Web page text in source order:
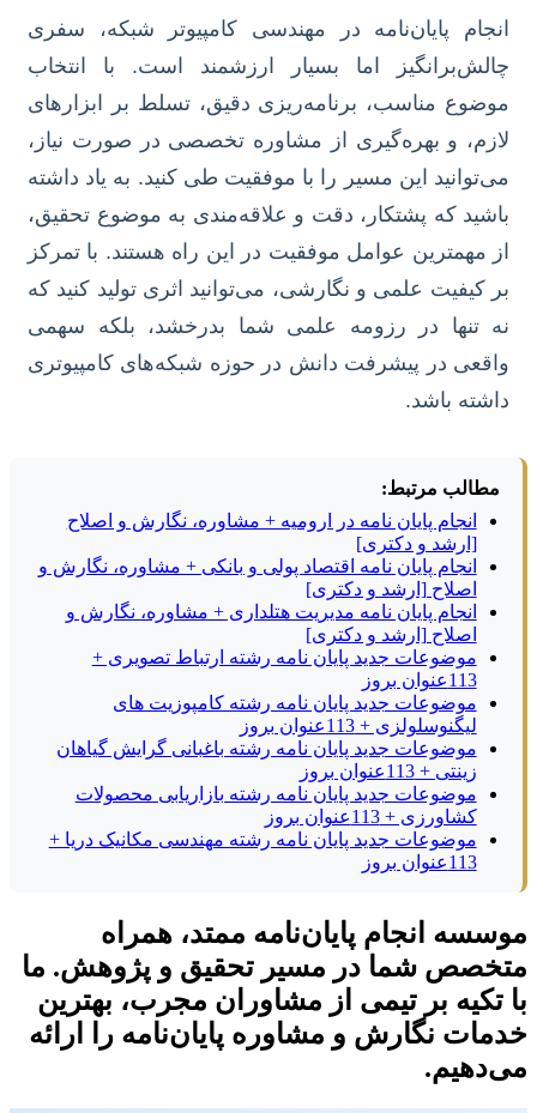
انجام پایان‌نامه در مهندسی کامپیوتر شبکه، سفری
چالش‌برانگیز اما بسیار ارزشمند است. با انتخاب
موضوع مناسب، برنامه‌ریزی دقیق، تسلط بر ابزارهای
لازم، و بهره‌گیری از مشاوره تخصصی در صورت نیاز،
می‌توانید این مسیر را با موفقیت طی کنید. به یاد داشته
باشید که پشتکار، دقت و علاقه‌مندی به موضوع تحقیق،
از مهمترین عوامل موفقیت در این راه هستند. با تمرکز
بر کیفیت علمی و نگارشی، می‌توانید اثری تولید کنید که
نه تنها در رزومه علمی شما بدرخشد، بلکه سهمی
واقعی در پیشرفت دانش در حوزه شبکه‌های کامپیوتری
داشته باشد.
مطالب مرتبط:
انجام پایان نامه در ارومیه + مشاوره، نگارش و اصلاح
[ارشد و دکتری]
انجام پایان نامه اقتصاد پولی و بانکی + مشاوره، نگارش و
اصلاح [ارشد و دکتری]
انجام پایان نامه مدیریت هتلداری + مشاوره، نگارش و
اصلاح [ارشد و دکتری]
موضوعات جدید پایان نامه رشته ارتباط تصویری +
113عنوان بروز
موضوعات جدید پایان نامه رشته کامپوزیت های
لیگنوسلولزی + 113عنوان بروز
موضوعات جدید پایان نامه رشته باغبانی گرایش گیاهان
زینتی + 113عنوان بروز
موضوعات جدید پایان نامه رشته بازاریابی محصولات
کشاورزی + 113عنوان بروز
موضوعات جدید پایان نامه رشته مهندسی مکانیک دریا +
113عنوان بروز
موسسه انجام پایان‌نامه ممتد، همراه
متخصص شما در مسیر تحقیق و پژوهش. ما
با تکیه بر تیمی از مشاوران مجرب، بهترین
خدمات نگارش و مشاوره پایان‌نامه را ارائه
می‌دهیم.